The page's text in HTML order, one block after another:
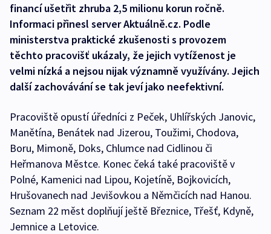
financí ušetřit zhruba 2,5 milionu korun ročně.
Informaci přinesl server Aktuálně.cz. Podle
ministerstva praktické zkušenosti s provozem
těchto pracovišť ukázaly, že jejich vytíženost je
velmi nízká a nejsou nijak významně využívány. Jejich
další zachovávání se tak jeví jako neefektivní.
Pracoviště opustí úředníci z Peček, Uhlířských Janovic,
Manětína, Benátek nad Jizerou, Toužimi, Chodova,
Boru, Mimoně, Doks, Chlumce nad Cidlinou či
Heřmanova Městce. Konec čeká také pracoviště v
Polné, Kamenici nad Lipou, Kojetíně, Bojkovicích,
Hrušovanech nad Jevišovkou a Němčicích nad Hanou.
Seznam 22 měst doplňují ještě Březnice, Třešť, Kdyně,
Jemnice a Letovice.